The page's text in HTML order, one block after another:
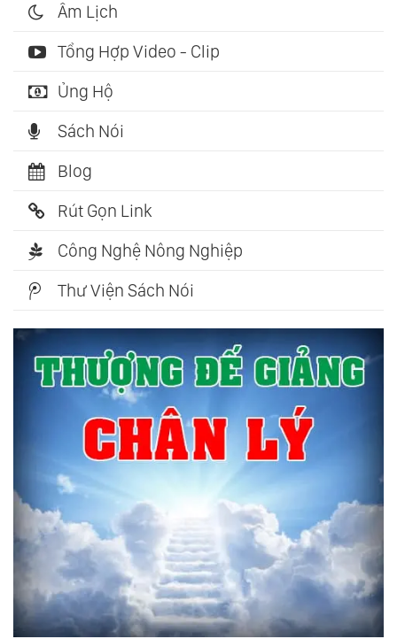
Âm Lịch
Tổng Hợp Video - Clip
Ủng Hộ
Sách Nói
Blog
Rút Gọn Link
Công Nghệ Nông Nghiệp
Thư Viện Sách Nói